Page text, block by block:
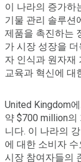
이 나라의 증가하
기물 관리 솔루션
제품을 촉진하는
가 시장 성장을
자 인식과 원자재
교육과 혁신에 대
United Kingdom
약 $700 million의
니다. 이 나라의
에 대한 소비자
시장 참여자들의